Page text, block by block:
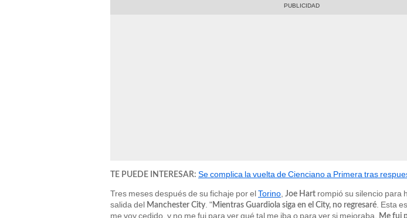
TE PUEDE INTERESAR: Se complica la vuelta de Cienciano a Primera tras
Tres meses después de su fichaje por elTorino Joe Hart rompió su silencio para
salida del Manchester City . "Mientras Guardiola siga en el City, no regresaré . Esta
me voy cedido, y no me fui para ver qué tal me iba o para ver si mejoraba.
Me fui